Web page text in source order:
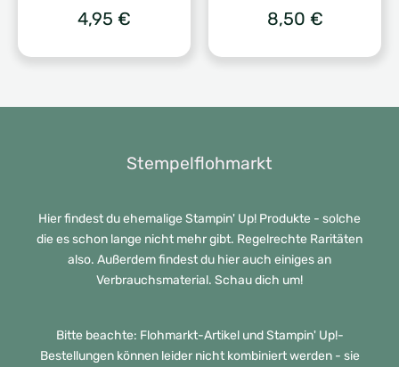
4,95 € 8,50 €
Stempelflohmarkt
Hier findest du ehemalige Stampin' Up! Produkte - solche
die es schon lange nicht mehr gibt. Regelrechte Raritäten
also. Außerdem findest du hier auch einiges an
Verbrauchsmaterial. Schau dich um!
Bitte beachte: Flohmarkt-Artikel und Stampin' Up!-
Bestellungen können leider nicht kombiniert werden - sie